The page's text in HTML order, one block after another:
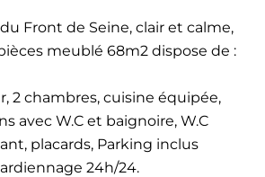
Front de Seine, clair et calme,
meublé 68m2 dispose de :
2 chambres, cuisine équipée,
avec W.C et baignoire, W.C
placards, Parking inclus
24h/24.